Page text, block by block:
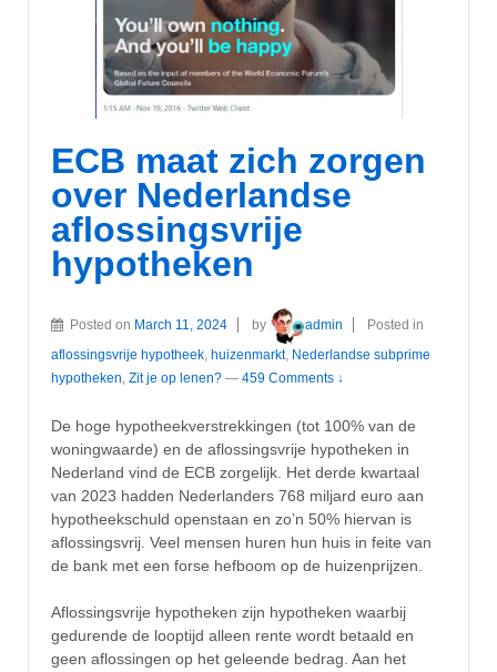
ECB maat zich zorgen
over Nederlandse
aflossingsvrije
hypotheken
Posted on March 11, 2024 by admin
Posted in
aflossingsvrije hypotheek, huizenmarkt, Nederlandse subprime
hypotheken, Zit je op lenen? — 459 Comments ↓
De hoge hypotheekverstrekkingen (tot 100% van de
woningwaarde) en de aflossingsvrije hypotheken in
Nederland vind de ECB zorgelijk. Het derde kwartaal
van 2023 hadden Nederlanders 768 miljard euro aan
hypotheekschuld openstaan en zo’n 50% hiervan is
aflossingsvrij. Veel mensen huren hun huis in feite van
de bank met een forse hefboom op de huizenprijzen.
Aflossingsvrije hypotheken zijn hypotheken waarbij
gedurende de looptijd alleen rente wordt betaald en
geen aflossingen op het geleende bedrag. Aan het